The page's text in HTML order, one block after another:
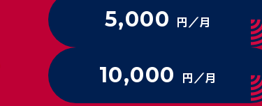
5,000 円／月
10,000 円／月